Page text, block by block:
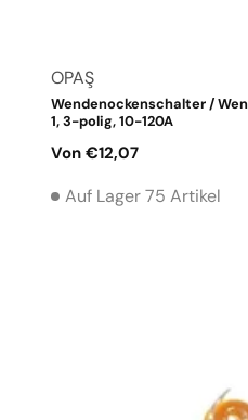
OPAŞ
Wendenockenschalter /
1, 3-polig, 10-120A
Normaler
Von €12,07
Auf Lager 75 Artikel